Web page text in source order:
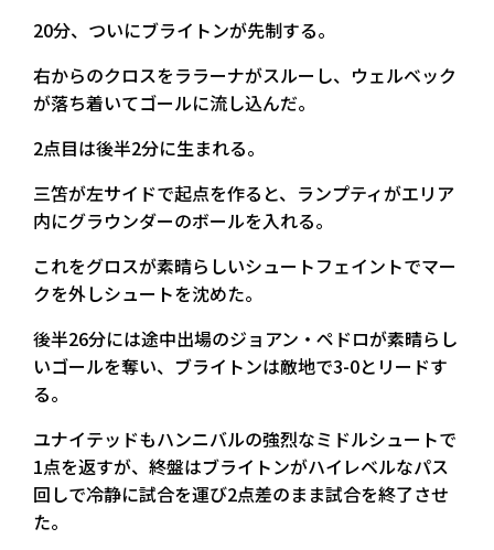
20分、ついにブライトンが先制する。
右からのクロスをララーナがスルーし、ウェルベック
が落ち着いてゴールに流し込んだ。
2点目は後半2分に生まれる。
三笘が左サイドで起点を作ると、ランプティがエリア
内にグラウンダーのボールを入れる。
これをグロスが素晴らしいシュートフェイントでマー
クを外しシュートを沈めた。
後半26分には途中出場のジョアン・ペドロが素晴らし
いゴールを奪い、ブライトンは敵地で3-0とリードす
る。
ユナイテッドもハンニバルの強烈なミドルシュートで
1点を返すが、終盤はブライトンがハイレベルなパス
回しで冷静に試合を運び2点差のまま試合を終了させ
た。